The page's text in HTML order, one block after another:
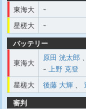
東海大
-
星槎大
-
バッテリー
東海大
原田 洸太郎
-
上野 克登
星槎大
後藤 大輝
審判